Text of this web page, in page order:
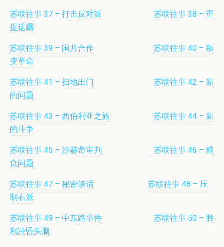
苏联往事 37 – 打击反对派
苏联往事 38 – 重
提遗嘱
苏联往事 39 – 国共合作
苏联往事 40 – 叛
变革命
苏联往事 41 – 扫地出门
苏联往事 42 – 新
的问题
苏联往事 43 – 西伯利亚之旅
苏联往事 44 – 新
的斗争
苏联往事 45 – 沙赫蒂审判
苏联往事 46 – 粮
食问题
苏联往事 47 – 秘密谈话
苏联往事 48 – 压
制右派
苏联往事 49 – 中东路事件
苏联往事 50 – 胜
利冲昏头脑